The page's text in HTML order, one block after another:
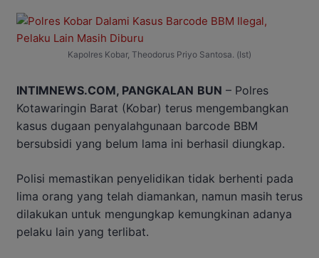
Kapolres Kobar, Theodorus Priyo Santosa. (Ist)
INTIMNEWS.COM, PANGKALAN BUN – Polres
Kotawaringin Barat (Kobar) terus mengembangkan
kasus dugaan penyalahgunaan barcode BBM
bersubsidi yang belum lama ini berhasil diungkap.
Polisi memastikan penyelidikan tidak berhenti pada
lima orang yang telah diamankan, namun masih terus
dilakukan untuk mengungkap kemungkinan adanya
pelaku lain yang terlibat.